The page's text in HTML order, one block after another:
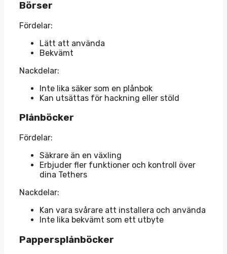
Börser
Fördelar:
Lätt att använda
Bekvämt
Nackdelar:
Inte lika säker som en plånbok
Kan utsättas för hackning eller stöld
Plånböcker
Fördelar:
Säkrare än en växling
Erbjuder fler funktioner och kontroll över
dina Tethers
Nackdelar:
Kan vara svårare att installera och använda
Inte lika bekvämt som ett utbyte
Pappersplånböcker